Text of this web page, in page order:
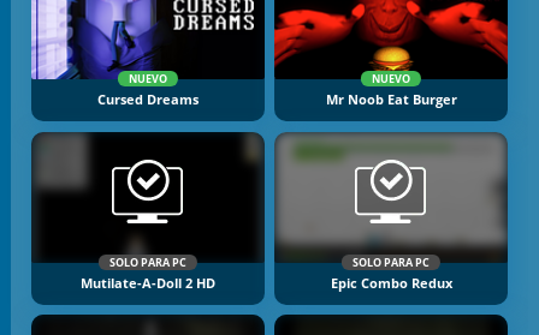
NUEVO
Cursed Dreams
NUEVO
Mr Noob Eat Burger
SOLO PARA PC
Mutilate-A-Doll 2 HD
SOLO PARA PC
Epic Combo Redux